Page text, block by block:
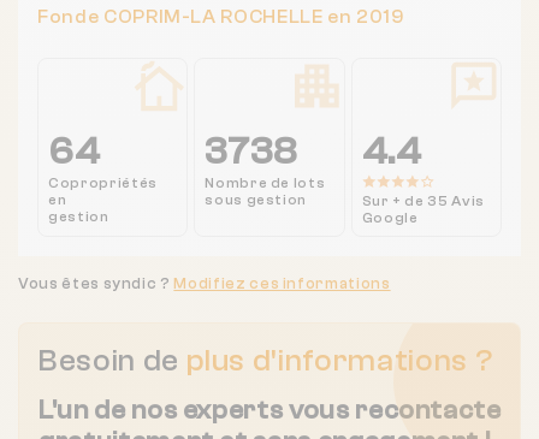
Fonde COPRIM-LA ROCHELLE en 2019
64
Copropriétés
en
gestion
3738
Nombre de lots
sous gestion
4.4
Sur + de 35 Avis
Google
Besoin de plus d'informations ?
L'un de nos experts vous recontacte
Vous êtes syndic ? Modifiez ces informations